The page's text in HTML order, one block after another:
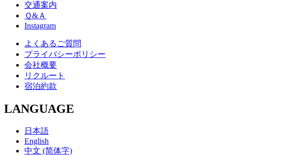
交通案内
Ｑ&Ａ
Instagram
よくあるご質問
プライバシーポリシー
会社概要
リクルート
宿泊約款
LANGUAGE
日本語
English
中文 (简体字)